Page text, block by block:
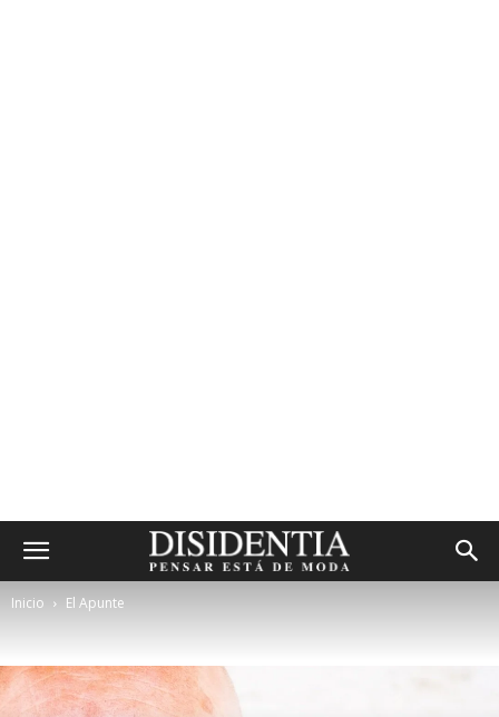
Inicio El Apunte